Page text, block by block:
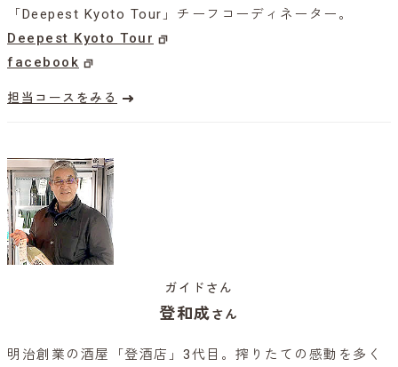
「Deepest Kyoto Tour」チーフコーディネーター。
Deepest Kyoto Tour
facebook
担当コースをみる
ガイドさん
登和成さん
明治創業の酒屋「登酒店」3代目。搾りたての感動を多く